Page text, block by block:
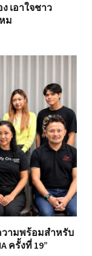
เอาใจชาว
ม
วามพร้อมสำหรับ
ครั้งที่ 19”